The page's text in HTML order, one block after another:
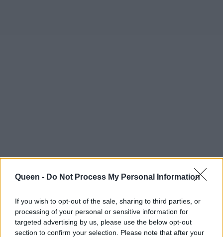
Queen - Do Not Process My Personal Information
If you wish to opt-out of the sale, sharing to third parties, or
processing of your personal or sensitive information for
targeted advertising by us, please use the below opt-out
section to confirm your selection. Please note that after your